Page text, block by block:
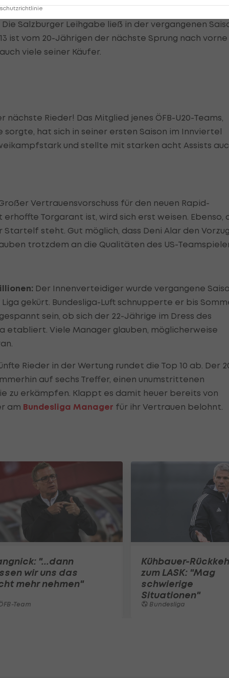
Die Salzburger Leihgabe ließ in der vergangenen
ist vom 20-Jährigen der nächste Sprung nach vorne
viele seiner Käufer.
nächste Rieder! Das Mitglied jenes ÖFB-U20-Teams,
sorgte, hat sich in seiner ersten Saison im Innviertel
und stellte mit starken acht Assists
Vertrauensvorschuss für den neuen Rapid-
Torgarant ist, wird sich erst weisen. Ebenso,
steht. Gut möglich, dass Deni Alar den Vorzug
trotzdem an die Qualitäten des US-
Der Innenverteidiger wurde vergangene
Liga gekürt. Bundesliga-Luft schnupperte er bis
sein, ob sich der 22-Jährige im Dress des
etabliert. Viele Manager glauben, möglicherweise
Rieder in der Wertung rundet die Top 10 ab. Der
auf sechs Treffer, einen unumstrittenen
zu erkämpfen. Klappt es damit heuer bereits von
am Bundesliga Manager für ihr Vertrauen belohnt.
"...dann
wir uns das
mehr nehmen"
Team
Kühbauer-
zum LASK: "Mag
schwierige
Situationen"
Bundesliga